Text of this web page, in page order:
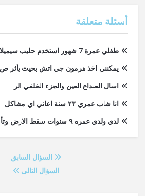
أسئلة متعلقة
طفلي عمرة 7 شهور استخدم حليب سيميلا
يمكنني اخذ هرمون جي اتش بحيث يأثر ص
اسال الصداع العين والجزء الخلفي الر
انا شاب عمري ٢٣ سنة اعاني اي مشاكل
لدي ولدي عمره ٩ سنوات سقط الارض وتأ
السؤال السابق
السؤال التالي